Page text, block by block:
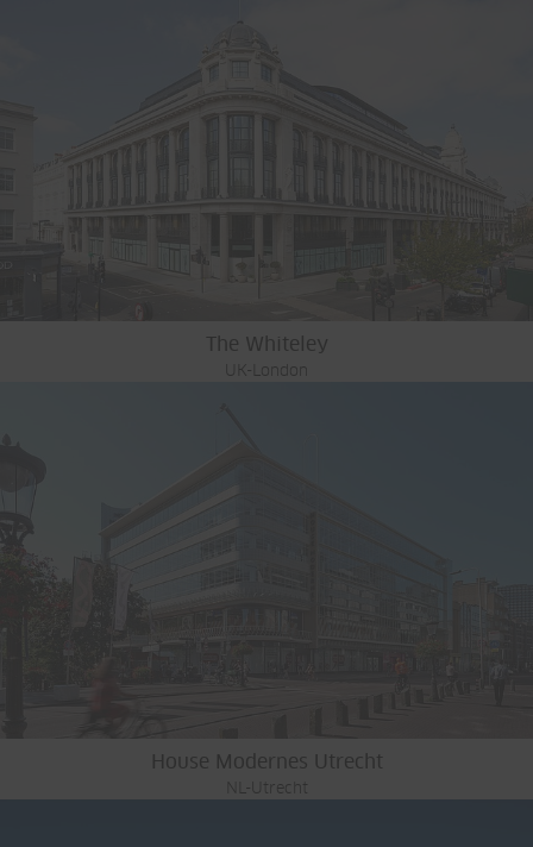
The Whiteley
UK-London
House Modernes Utrecht
NL-Utrecht